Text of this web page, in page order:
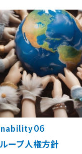
06
ープ人権方針